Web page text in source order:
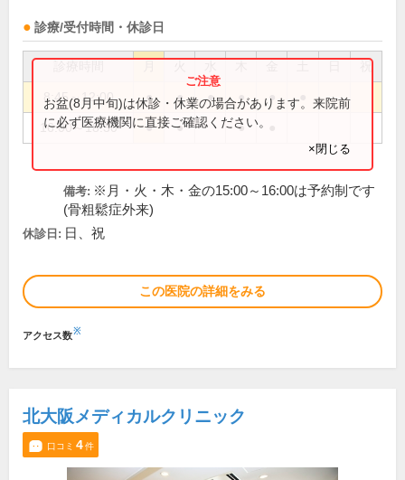
診療/受付時間・休診日
祝
8:45～12:00 ● ● ● ● ●
16:00～18:30 ● ● ●
お盆(8月中旬)は休診・休業の場合があります。来院前
に必ず医療機関に直接ご確認ください。
×閉じる
備考: ※月・火・木・金の15:00～16:00は予約制です
(骨粗鬆症外来)
休診日: 日、祝
この医院の詳細をみる
アクセス数※
北大阪メディカルクリニック
口コミ 4件